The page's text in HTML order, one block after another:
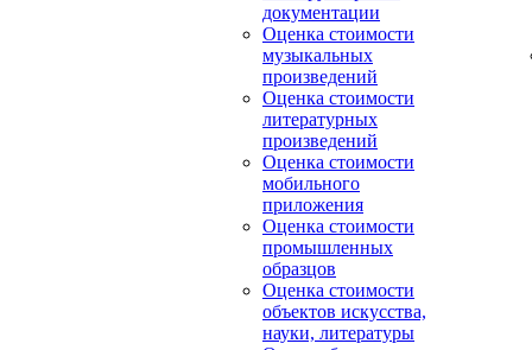
документации
Оценка стоимости
музыкальных
произведений
Оценка стоимости
литературных
произведений
Оценка стоимости
мобильного
приложения
Оценка стоимости
промышленных
образцов
Оценка стоимости
объектов искусства,
науки, литературы